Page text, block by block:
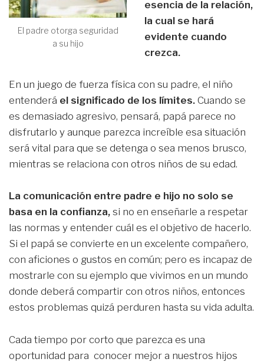
El padre otorga seguridad
a su hijo
esencia de la relación,
la cual se hará
evidente cuando
crezca.
En un juego de fuerza física con su padre, el niño
entenderá el significado de los límites. Cuando se
es demasiado agresivo, pensará, papá parece no
disfrutarlo y aunque parezca increíble esa situación
será vital para que se detenga o sea menos brusco,
mientras se relaciona con otros niños de su edad.
La comunicación entre padre e hijo no solo se
basa en la confianza, si no en enseñarle a respetar
las normas y entender cuál es el objetivo de hacerlo.
Si el papá se convierte en un excelente compañero,
con aficiones o gustos en común; pero es incapaz de
mostrarle con su ejemplo que vivimos en un mundo
donde deberá compartir con otros niños, entonces
estos problemas quizá perduren hasta su vida adulta.
Cada tiempo por corto que parezca es una
oportunidad para conocer mejor a nuestros hijos